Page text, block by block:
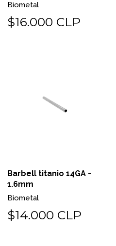
Biometal
$16.000 CLP
Barbell titanio 14GA -
1.6mm
Biometal
$14.000 CLP